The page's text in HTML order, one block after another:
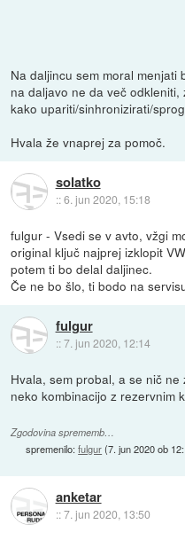
Na daljincu sem moral
na daljavo ne da več
kako upariti/sinhronizirati/
Hvala že vnaprej za pomoč.
solatko
::6. jun 2020, 15:18
fulgur - Vsedi se v avto, vžgi
original ključ najprej izklopit
potem ti bo delal daljinec.
Če ne bo šlo, ti bodo na
fulgur
::7. jun 2020, 12:14
Hvala, sem probal, a se nič
neko kombinacijo z rezervnim
Zgodovina sprememb…
spremenilo:fulgur(7. jun 2020 ob
anketar
::7. jun 2020, 13:50